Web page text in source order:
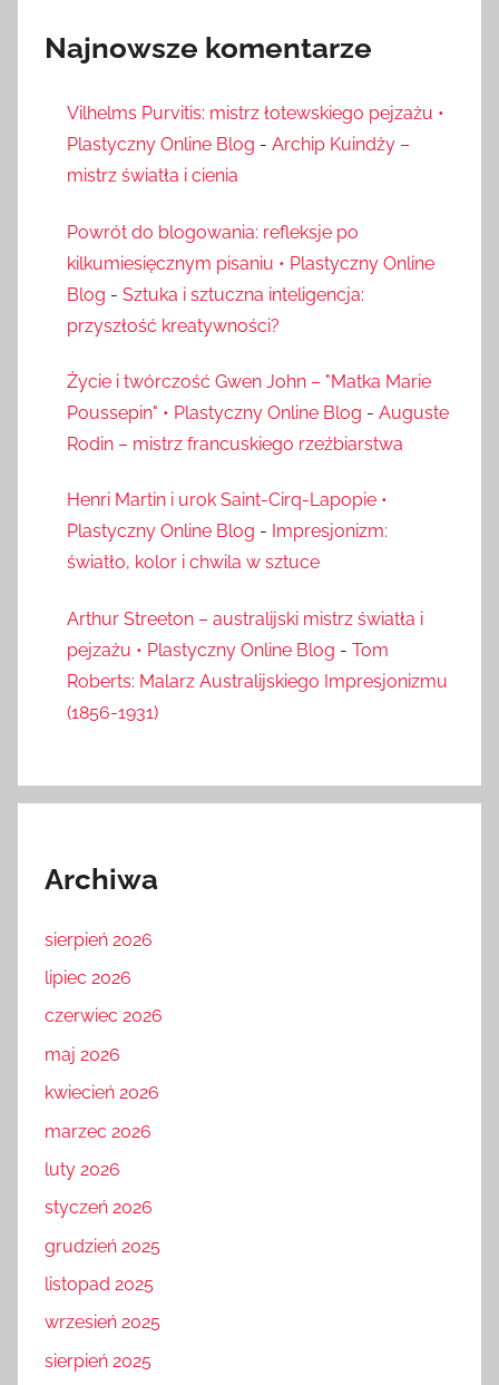
Najnowsze komentarze
Vilhelms Purvitis: mistrz łotewskiego pejzażu •
Plastyczny Online Blog - Archip Kuindży –
mistrz światła i cienia
Powrót do blogowania: refleksje po
kilkumiesięcznym pisaniu • Plastyczny Online
Blog - Sztuka i sztuczna inteligencja:
przyszłość kreatywności?
Życie i twórczość Gwen John – "Matka Marie
Poussepin" • Plastyczny Online Blog - Auguste
Rodin – mistrz francuskiego rzeźbiarstwa
Henri Martin i urok Saint-Cirq-Lapopie •
Plastyczny Online Blog - Impresjonizm:
światło, kolor i chwila w sztuce
Arthur Streeton – australijski mistrz światła i
pejzażu • Plastyczny Online Blog - Tom
Roberts: Malarz Australijskiego Impresjonizmu
(1856-1931)
Archiwa
sierpień 2026
lipiec 2026
czerwiec 2026
maj 2026
kwiecień 2026
marzec 2026
luty 2026
styczeń 2026
grudzień 2025
listopad 2025
wrzesień 2025
sierpień 2025